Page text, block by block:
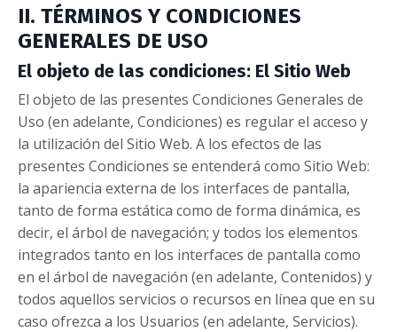
II. TÉRMINOS Y CONDICIONES
GENERALES DE USO
El objeto de las condiciones: El Sitio Web
El objeto de las presentes Condiciones Generales de
Uso (en adelante, Condiciones) es regular el acceso y
la utilización del Sitio Web. A los efectos de las
presentes Condiciones se entenderá como Sitio Web:
la apariencia externa de los interfaces de pantalla,
tanto de forma estática como de forma dinámica, es
decir, el árbol de navegación; y todos los elementos
integrados tanto en los interfaces de pantalla como
en el árbol de navegación (en adelante, Contenidos) y
todos aquellos servicios o recursos en línea que en su
caso ofrezca a los Usuarios (en adelante, Servicios).